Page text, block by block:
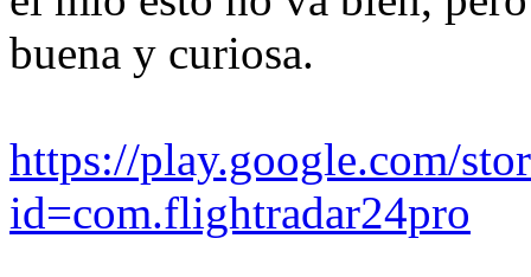
buena y curiosa.
https://play.google.com/
id=com.flightradar24pro